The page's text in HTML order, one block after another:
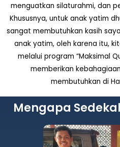
menguatkan silaturahmi, dan
Khususnya, untuk anak yatim
sangat membutuhkan kasih
anak yatim, oleh karena itu,
melalui program “Maksimal
memberikan
membutuhkan di
Mengapa